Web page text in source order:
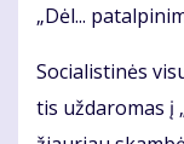
„Dėl...
So­cia­lis­ti­nės
tis už­da­ro­mas į